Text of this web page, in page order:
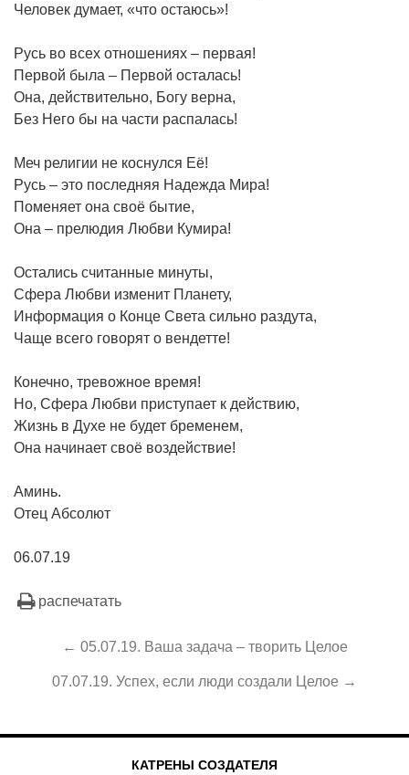
Человек думает, «что остаюсь»!
Русь во всех отношениях – первая!
Первой была – Первой осталась!
Она, действительно, Богу верна,
Без Него бы на части распалась!
Меч религии не коснулся Её!
Русь – это последняя Надежда Мира!
Поменяет она своё бытие,
Она – прелюдия Любви Кумира!
Остались считанные минуты,
Сфера Любви изменит Планету,
Информация о Конце Света сильно раздута,
Чаще всего говорят о вендетте!
Конечно, тревожное время!
Но, Сфера Любви приступает к действию,
Жизнь в Духе не будет бременем,
Она начинает своё воздействие!
Аминь.
Отец Абсолют
06.07.19
распечатать
← 05.07.19. Ваша задача – творить Целое
07.07.19. Успех, если люди создали Целое →
КАТРЕНЫ СОЗДАТЕЛЯ